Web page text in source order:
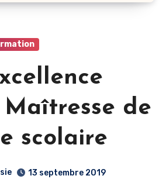
de
scolaire
13 septembre 2019